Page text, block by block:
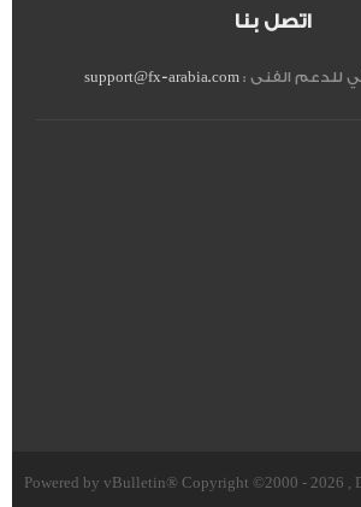
اتصل بنا
للدعم الفنى :support@fx-arabia.com
Powered by vBulletin® Copyright ©2000 - 2026 ,